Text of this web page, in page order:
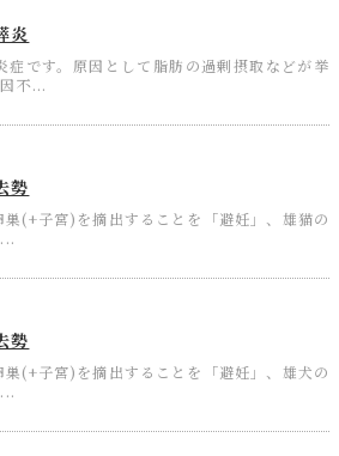
炎
症です。原因として脂肪の過剰摂取などが挙
不...
勢
(+子宮)を摘出することを「避妊」、雄猫の
勢
(+子宮)を摘出することを「避妊」、雄犬の